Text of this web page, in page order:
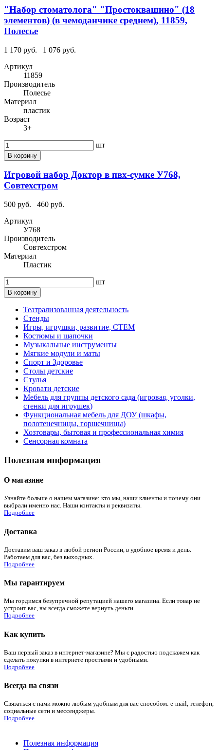
"Набор стоматолога" "Простоквашино" (18
элементов) (в чемоданчике среднем), 11859,
Полесье
1 170 руб.
1 076 руб.
Артикул
11859
Производитель
Полесье
Материал
пластик
Возраст
3+
шт
В корзину
Игровой набор Доктор в пвх-сумке У768,
Совтехстром
500 руб.
460 руб.
Артикул
У768
Производитель
Совтехстром
Материал
Пластик
шт
В корзину
Театрализованная деятельность
Стенды
Игры, игрушки, развитие, СТЕМ
Костюмы и шапочки
Музыкальные инструменты
Мягкие модули и маты
Спорт и Здоровье
Столы детские
Стулья
Кровати детские
Мебель для группы детского сада (игровая, уголки,
стенки для игрушек)
Функциональная мебель для ДОУ (шкафы,
полотенечницы, горшечницы)
Хозтовары, бытовая и профессиональная химия
Сенсорная комната
Полезная информация
О магазине
Узнайте больше о нашем магазине: кто мы, наши клиенты и почему они
выбрали именно нас. Наши контакты и реквизиты.
Подробнее
Доставка
Доставим ваш заказ в любой регион России, в удобное время и день.
Работаем для вас, без выходных.
Подробнее
Мы гарантируем
Мы гордимся безупречной репутацией нашего магазина. Если товар не
устроит вас, вы всегда сможете вернуть деньги.
Подробнее
Как купить
Ваш первый заказ в интернет-магазине? Мы с радостью подскажем как
сделать покупки в интернете простыми и удобными.
Подробнее
Всегда на связи
Связаться с нами можно любым удобным для вас способом: e-mail, телефон,
социальные сети и мессенджеры.
Подробнее
Полезная информация